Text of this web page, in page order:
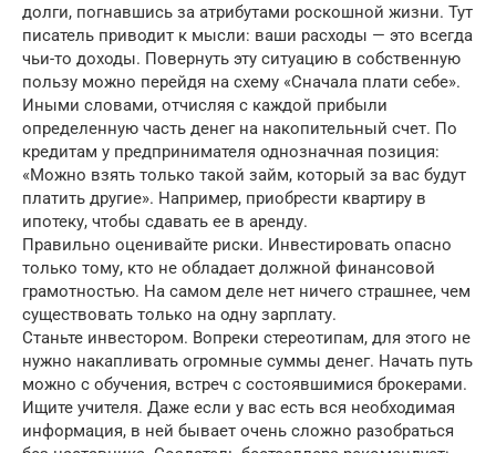
долги, погнавшись за атрибутами роскошной жизни. Тут
писатель приводит к мысли: ваши расходы — это всегда
чьи-то доходы. Повернуть эту ситуацию в собственную
пользу можно перейдя на схему «Сначала плати себе».
Иными словами, отчисляя с каждой прибыли
определенную часть денег на накопительный счет. По
кредитам у предпринимателя однозначная позиция:
«Можно взять только такой займ, который за вас будут
платить другие». Например, приобрести квартиру в
ипотеку, чтобы сдавать ее в аренду.
Правильно оценивайте риски. Инвестировать опасно
только тому, кто не обладает должной финансовой
грамотностью. На самом деле нет ничего страшнее, чем
существовать только на одну зарплату.
Станьте инвестором. Вопреки стереотипам, для этого не
нужно накапливать огромные суммы денег. Начать путь
можно с обучения, встреч с состоявшимися брокерами.
Ищите учителя. Даже если у вас есть вся необходимая
информация, в ней бывает очень сложно разобраться